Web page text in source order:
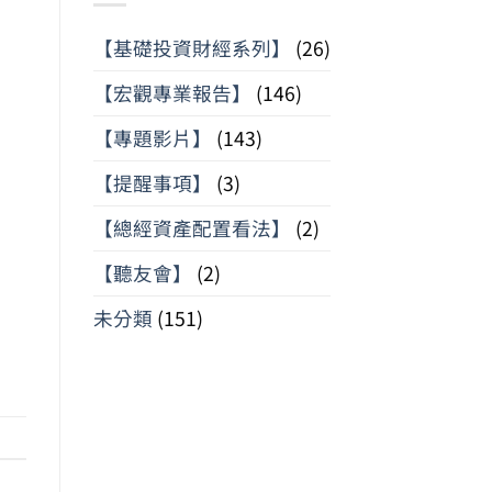
【基礎投資財經系列】
(26)
【宏觀專業報告】
(146)
【專題影片】
(143)
【提醒事項】
(3)
【總經資產配置看法】
(2)
【聽友會】
(2)
未分類 (151)